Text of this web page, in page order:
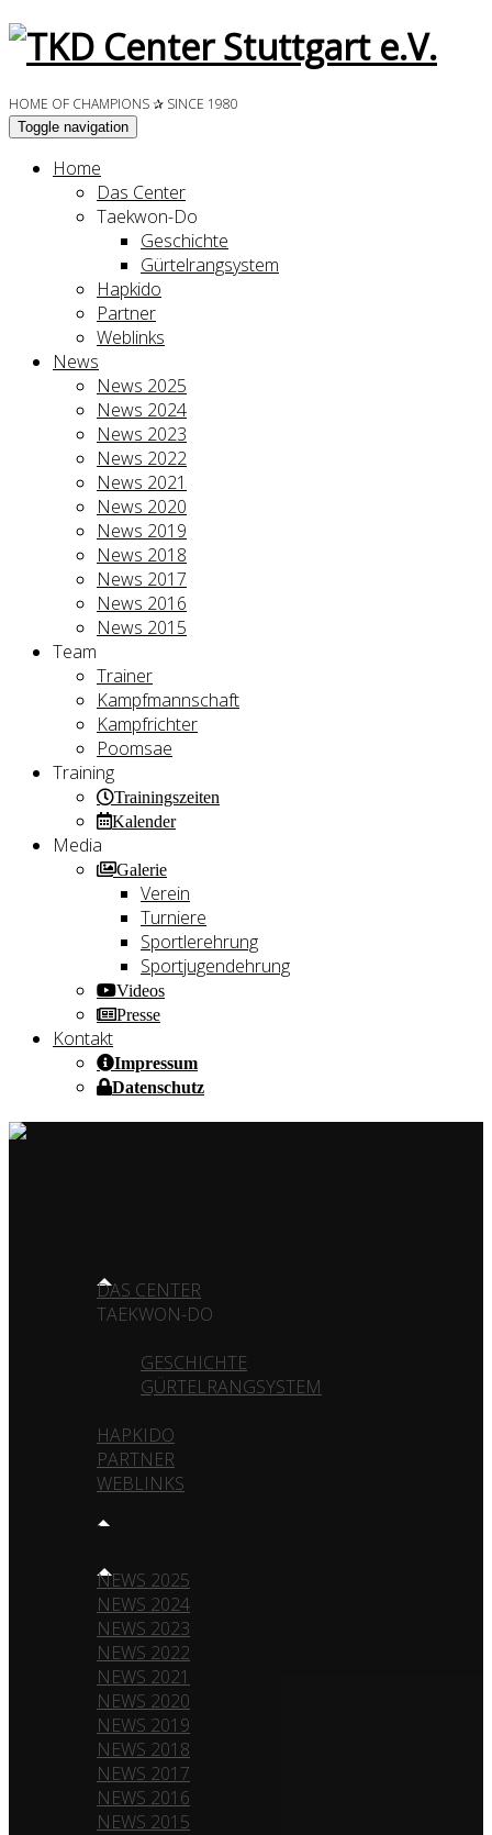
HOME OF CHAMPIONS ✰ SINCE 1980
Toggle navigation
Home
Das Center
Taekwon-Do
Geschichte
Gürtelrangsystem
Hapkido
Partner
Weblinks
News
News 2025
News 2024
News 2023
News 2022
News 2021
News 2020
News 2019
News 2018
News 2017
News 2016
News 2015
Team
Trainer
Kampfmannschaft
Kampfrichter
Poomsae
Training
Trainingszeiten
Kalender
Media
Galerie
Verein
Turniere
Sportlerehrung
Sportjugendehrung
Videos
Presse
Kontakt
Impressum
Datenschutz
DAS CENTER
TAEKWON-DO
GESCHICHTE
GÜRTELRANGSYSTEM
HAPKIDO
PARTNER
WEBLINKS
NEWS
NEWS 2025
NEWS 2024
NEWS 2023
NEWS 2022
NEWS 2021
NEWS 2020
NEWS 2019
NEWS 2018
NEWS 2017
NEWS 2016
NEWS 2015